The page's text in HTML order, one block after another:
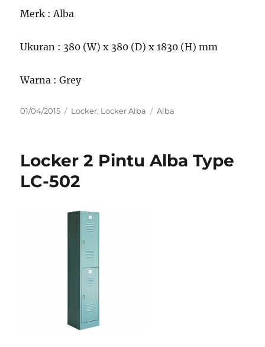
Merk : Alba
Ukuran : 380 (W) x 380 (D) x 1830 (H) mm
Warna : Grey
Posted
01/04/2015 Categories
Locker, Locker Alba Tags
Alba
Locker 2 Pintu Alba Type
LC-502